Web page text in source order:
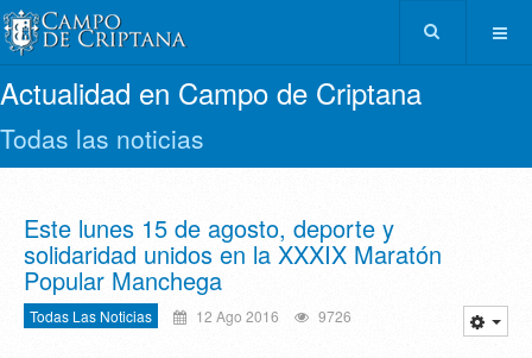
Actualidad en Campo de Criptana
Todas las noticias
Este lunes 15 de agosto, deporte y
solidaridad unidos en la XXXIX Maratón
Popular Manchega
Todas Las Noticias 12 Ago 2016 9726